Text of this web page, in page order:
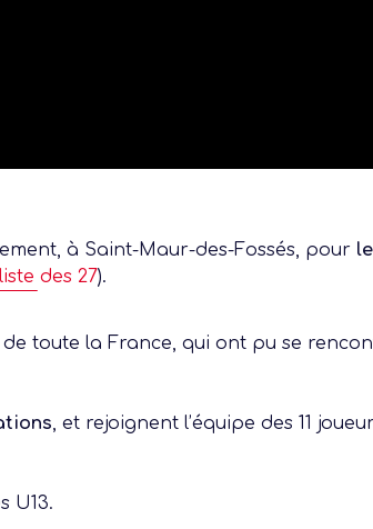
à Saint-Maur-des-Fossés, pour
des 27).
toute la France, qui ont pu se
, et rejoignent l’équipe des 11
U13.